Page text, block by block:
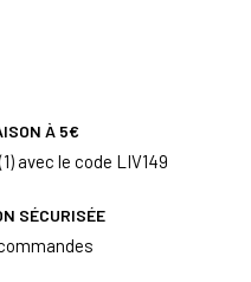
À 5€
avec le code LIV149
SÉCURISÉE